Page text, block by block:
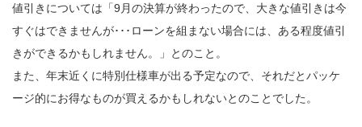
値引きについては「9月の決算が終わったので、大きな値引きは今
すぐはできませんが･･･ローンを組まない場合には、ある程度値引
きができるかもしれません。」とのこと。
また、年末近くに特別仕様車が出る予定なので、それだとパッケ
ージ的にお得なものが買えるかもしれないとのことでした。